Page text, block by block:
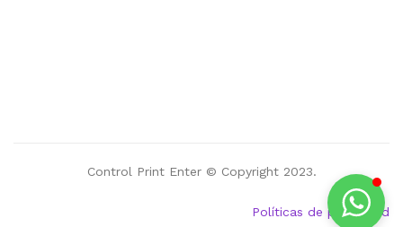
Control Print Enter © Copyright 2023.
Políticas de privacidad